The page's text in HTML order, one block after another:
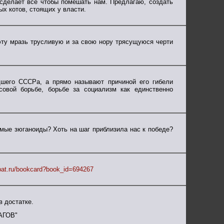
все чтобы помешать нам. Предлагаю, создать
котов, стоящих у власти.
мразь трусливую и за свою нору трясущуюся черти
СССРа, а прямо называют причиной его гибели
борьбе, борьбе за социализм как единственно
зюганоиды? Хоть на шаг приблизила нас к победе?
bookcard?book_id=694267
достатке.